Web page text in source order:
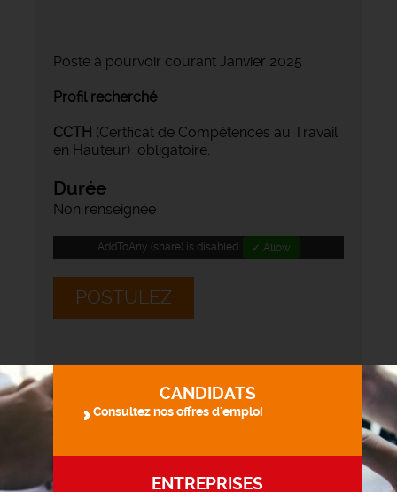
Poste à pourvoir courant Janvier 2025
Profil recherché
CCTH (Certficat de Compétences au Travail
en Hauteur) obligatoire.
Durée
Non renseignée
AddToAny (share) is disabled. ✓ Allow
POSTULEZ
CANDIDATS
Consultez nos offres d'emploi
ENTREPRISES